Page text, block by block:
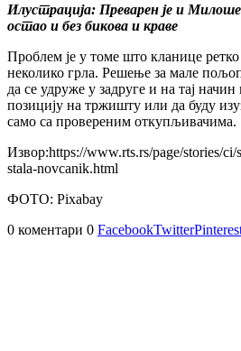
Илустрација: Преварен је и
остао и без бикова и краве
Проблем је у томе што кланице
неколико грла. Решење за мале
да се удруже у задруге и на тај
позицију на тржишту или да буду
само са провереним откупљивачима.
Извор:https://www.rts.rs/page/stories/
stala-novcanik.html
ФОТО: Pixabay
0 коментари 0 FacebookTwitter